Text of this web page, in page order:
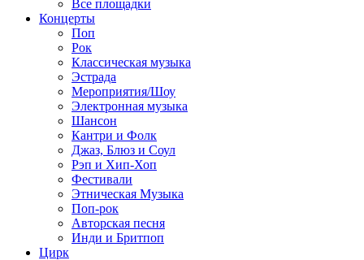
Все площадки
Концерты
Поп
Рок
Классическая музыка
Эстрада
Мероприятия/Шоу
Электронная музыка
Шансон
Кантри и Фолк
Джаз, Блюз и Соул
Рэп и Хип-Хоп
Фестивали
Этническая Музыка
Поп-рок
Авторская песня
Инди и Бритпоп
Цирк